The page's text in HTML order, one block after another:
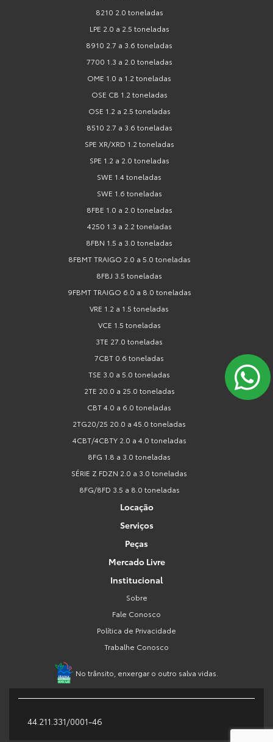
8210 2.0 toneladas
LPE 2.0 a 2.5 toneladas
8910 2.7 a 3.6 toneladas
7700 1.3 a 2.0 toneladas
OME 1.0 a 1.2 toneladas
OSE CB 1.2 toneladas
OSE 1.2 a 2.5 toneladas
8510 2.7 a 3.6 toneladas
SPE XR/XRD 1.2 toneladas
SPE 1.2 a 2.0 toneladas
SWE 1.4 toneladas
SWE 1.6 toneladas
8FBE 1.0 a 2.0 toneladas
4250 1.3 a 2.2 toneladas
8FBN 1.5 a 3.0 toneladas
8FBMT TRAIGO 2.0 a 5.0 toneladas
8FBJ 3.5 toneladas
9FBMT TRAIGO 6.0 a 8.0 toneladas
VRE 1.2 a 1.5 toneladas
VCE 1.5 toneladas
3TE 27.0 toneladas
7CBT 0.6 toneladas
TSE 3.0 a 5.0 toneladas
2TE 20.0 a 25.0 toneladas
CBT 4.0 a 6.0 toneladas
2TG20/25 20.0 a 45.0 toneladas
4CBT/4CBTY 2.0 a 4.0 toneladas
8FG 1.8 a 3.0 toneladas
SÉRIE Z FDZN 2.0 a 3.0 toneladas
8FG/8FD 3.5 a 8.0 toneladas
Locação
Serviços
Peças
Mercado Livre
Institucional
Sobre
Fale Conosco
Política de Privacidade
Trabalhe Conosco
No trânsito, enxergar o outro salva vidas.
44.211.331/0001-46